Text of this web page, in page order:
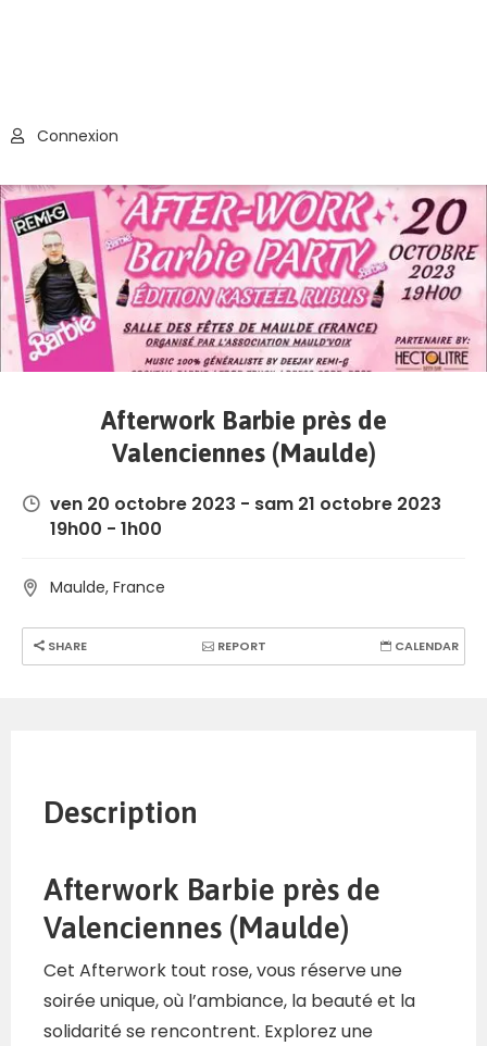
Connexion
Afterwork Barbie près de
Valenciennes (Maulde)
ven 20 octobre 2023 - sam 21 octobre 2023
19h00 - 1h00
Maulde, France
SHARE REPORT CALENDAR
Description
Afterwork Barbie près de
Valenciennes (Maulde)
Cet Afterwork tout rose, vous réserve une
soirée unique, où l’ambiance, la beauté et la
solidarité se rencontrent. Explorez une